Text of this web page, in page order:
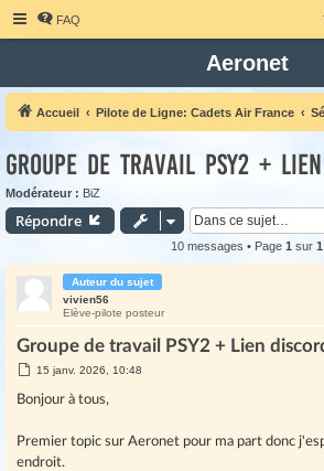
FAQ
Aeronet
Accueil Pilote de Ligne: Cadets Air France
Groupe de travail PSY2 +
Modérateur : BiZ
Répondre
10 messages • Page 1 sur 1
Auteur du sujet
vivien56
Elève-pilote posteur
Groupe de travail PSY2 + Lien
M
s
s
e
15 janv. 2026, 10:48
Bonjour à tous,
Premier topic sur Aeronet pour ma part donc
endroit.